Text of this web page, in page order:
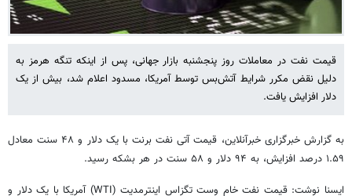
قیمت نفت در معاملات روز پنجشنبه بازار جهانی، پس از اینکه تنگه هرمز به
دلیل نقض مکرر شرایط آتش‌بس توسط آمریکا، مسدود اعلام شد، بیش از یک
دلار افزایش یافت.
به گزارش خبرگزاری خبرآنلاین، قیمت آتی نفت برنت با یک دلار و ۴۸ سنت معادل
۱.۵۹ درصد افزایش، به ۹۴ دلار و ۵۸ سنت در هر بشکه رسید.
ایسنا نوشت: قیمت نفت خام وست تگزاس اینترمدیت (WTI) آمریکا با یک دلار و